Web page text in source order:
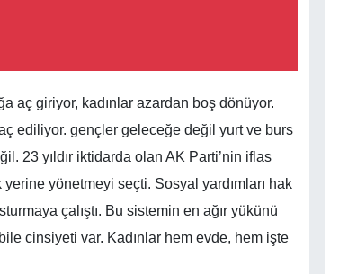
aç giriyor, kadınlar azardan boş dönüyor.
ediliyor. gençler geleceğe değil yurt ve burs
23 yıldır iktidarda olan AK Parti’nin iflas
yönetmeyi seçti. Sosyal yardımları hak
çalıştı. Bu sistemin en ağır yükünü
cinsiyeti var. Kadınlar hem evde, hem işte